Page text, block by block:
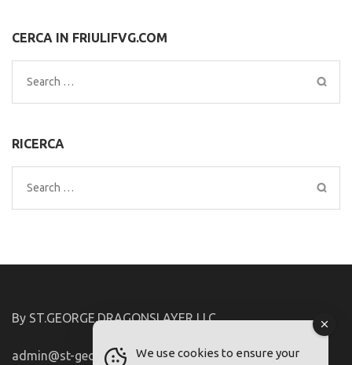
CERCA IN FRIULIFVG.COM
Search
for:
RICERCA
Search
for:
By ST.GEORGE.DRAGONSLAYER LLC
admin@st-george-dragonslayer.comWe use cookies to ensure your